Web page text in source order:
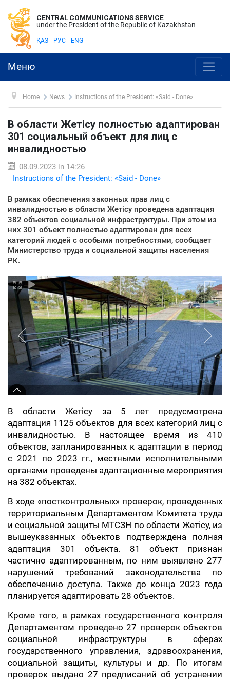
CENTRAL COMMUNICATIONS SERVICE
under the President of the Republic of Kazakhstan
ҚАЗ РУС ENG
Меню
Home News Instructions of the President: «Said - Done»
В области Жетісу полностью адаптирован
301 социальный объект для лиц с
инвалидностью
08.09.2023 in 14:26
Instructions of the President: «Said - Done»
В рамках обеспечения законных прав лиц с
инвалидностью в области Жетісу проведена адаптация
382 объектов социальной инфраструктуры. При этом из
них 301 объект полностью адаптирован для всех
категорий людей с особыми потребностями, сообщает
Министерство труда и социальной защиты населения
РК.
В области Жетісу за 5 лет предусмотрена
адаптация 1125 объектов для всех категорий лиц с
инвалидностью. В настоящее время из 410
объектов, запланированных к адаптации в период
с 2021 по 2023 гг., местными исполнительными
органами проведены адаптационные мероприятия
на 382 объектах.
В ходе «постконтрольных» проверок, проведенных
территориальным Департаментом Комитета труда
и социальной защиты МТСЗН по области Жетісу, из
вышеуказанных объектов подтверждена полная
адаптация 301 объекта. 81 объект признан
частично адаптированным, по ним выявлено 277
нарушений требований законодательства по
обеспечению доступа. Также до конца 2023 года
планируется адаптировать 28 объектов.
Кроме того, в рамках государственного контроля
Департаментом проведено 27 проверок объектов
социальной инфраструктуры в сферах
государственного управления, здравоохранения,
социальной защиты, культуры и др. По итогам
проверок выдано 27 предписаний об устранении